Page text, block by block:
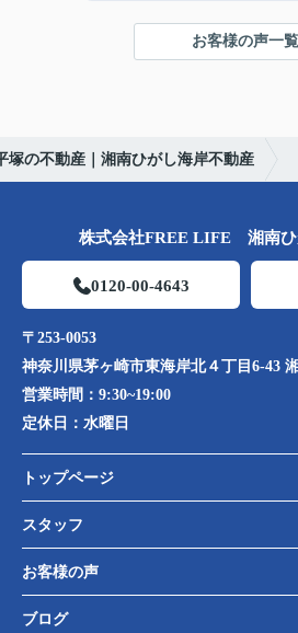
します 東海岸不動産の皆様
いました。
お客様の声一覧
塚の不動産｜湘南ひがし海岸不動産
株式会社FREE LIFE 湘南ひ
0120-00-4643
〒253-0053
神奈川県茅ヶ崎市東海岸北４丁目6-43
営業時間： 9:30~19:00
定休日： 水曜日
トップページ
スタッフ
お客様の声
ブログ